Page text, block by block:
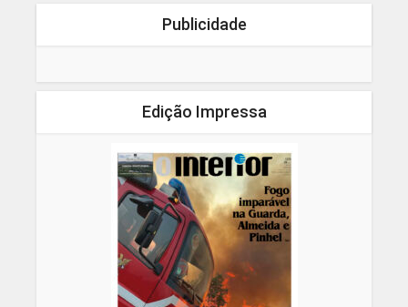
Publicidade
Edição Impressa